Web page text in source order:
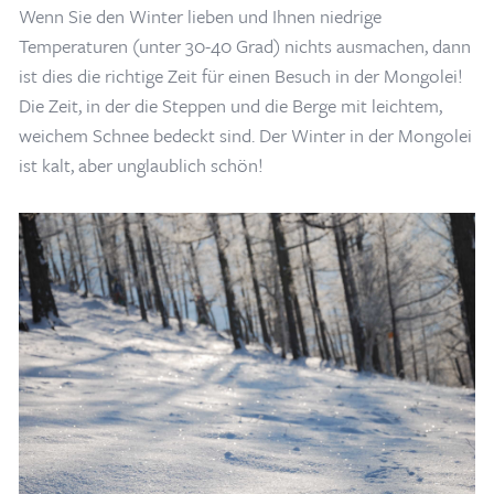
Home/Blogs & Artikel/Hundeschlittenfahrten in der Mongolei
Wenn Sie den Winter lieben und Ihnen niedrige
Temperaturen (unter 30-40 Grad) nichts ausmachen, dann
ist dies die richtige Zeit für einen Besuch in der Mongolei!
Die Zeit, in der die Steppen und die Berge mit leichtem,
weichem Schnee bedeckt sind. Der Winter in der Mongolei
ist kalt, aber unglaublich schön!